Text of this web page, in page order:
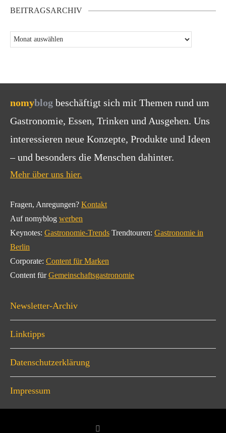
BEITRAGSARCHIV
nomyblog beschäftigt sich mit Themen rund um
Gastronomie, Essen, Trinken und Ausgehen. Uns
interessieren neue Konzepte, Produkte und Ideen
– und besonders die Menschen dahinter.
Mehr über uns hier.
Fragen, Anregungen? Kontakt
Auf nomyblog werben
Keynotes: Gastronomie-Trends Trendtouren: Gastronomie in
Berlin
Corporate: Content für Marken
Content fürGemeinschaftsgastronomie
Newsletter-Archiv
Linktipps
Datenschutzerklärung
Impressum